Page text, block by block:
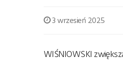
3 wrzesień 2025
WIŚNIOWSKI